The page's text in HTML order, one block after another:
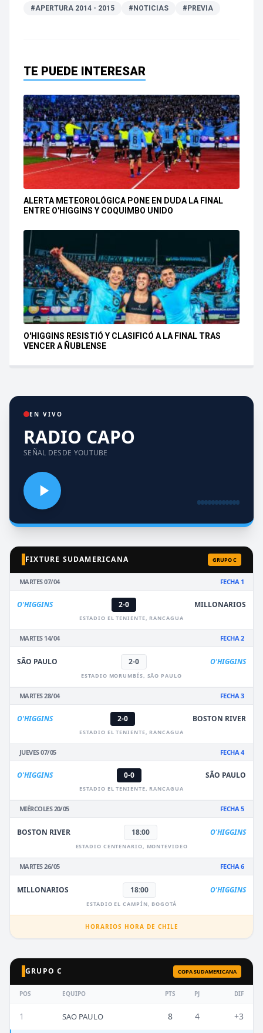
#APERTURA 2014 - 2015 #NOTICIAS #PREVIA
TE PUEDE INTERESAR
ALERTA METEOROLÓGICA PONE EN DUDA LA FINAL
ENTRE O'HIGGINS Y COQUIMBO UNIDO
O'HIGGINS RESISTIÓ Y CLASIFICÓ A LA FINAL TRAS
VENCER A ÑUBLENSE
EN VIVO
RADIO CAPO
SEÑAL DESDE YOUTUBE
FIXTURE SUDAMERICANA GRUPO C
MARTES 07/04 FECHA 1
O'HIGGINS 2-0 MILLONARIOS
ESTADIO EL TENIENTE, RANCAGUA
MARTES 14/04 FECHA 2
SÃO PAULO 2-0 O'HIGGINS
ESTADIO MORUMBÍS, SÃO PAULO
MARTES 28/04 FECHA 3
O'HIGGINS 2-0 BOSTON RIVER
ESTADIO EL TENIENTE, RANCAGUA
JUEVES 07/05 FECHA 4
O'HIGGINS 0-0 SÃO PAULO
ESTADIO EL TENIENTE, RANCAGUA
MIÉRCOLES 20/05 FECHA 5
BOSTON RIVER 18:00 O'HIGGINS
ESTADIO CENTENARIO, MONTEVIDEO
MARTES 26/05 FECHA 6
MILLONARIOS 18:00 O'HIGGINS
ESTADIO EL CAMPÍN, BOGOTÁ
HORARIOS HORA DE CHILE
GRUPO C COPA SUDAMERICANA
POS EQUIPO PTS PJ DIF
1 SAO PAULO 8 4 +3